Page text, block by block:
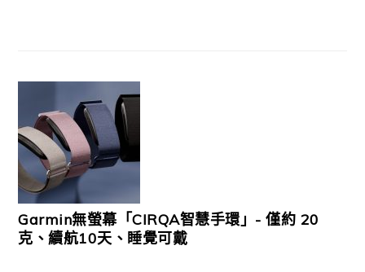
Garmin無螢幕「CIRQA智慧手環」- 僅約 20
克、續航10天、睡覺可戴